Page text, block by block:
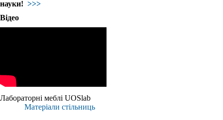
науки! >>>
Відео
Лабораторні меблі UOSlab
Матеріали стільниць